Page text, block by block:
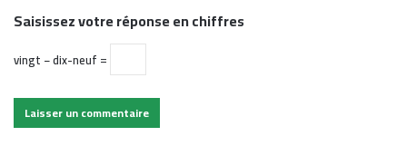
Saisissez votre réponse en chiffres
vingt − dix-neuf =